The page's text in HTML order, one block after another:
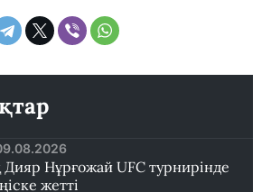
Дияр Нұрғожай UFC турнирінде
жетті